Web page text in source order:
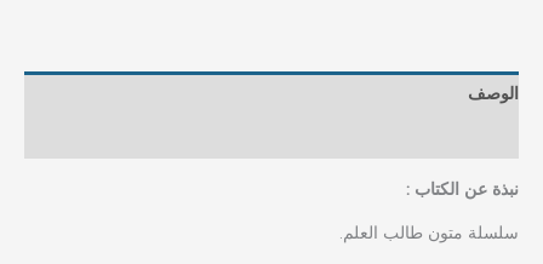
الوصف
نبذة عن الكتاب :
سلسلة متون طالب العلم.